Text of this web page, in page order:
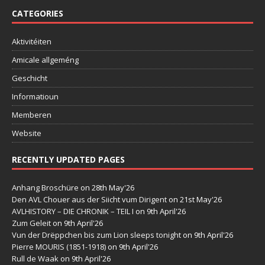
CATEGORIES
Aktivitéiten
Amicale allgeméng
Geschicht
Informatioun
Memberen
Website
RECENTLY UPDATED PAGES
Anhang Broschüre on 28th May'26
Den AVL Chouer aus der Siicht vum Dirigent on 21st May'26
AVLHISTORY – DIE CHRONIK – TEIL I on 9th April'26
Zum Geleit on 9th April'26
Vun der Drëppchen bis zum Lion sleeps tonight on 9th April'26
Pierre MOURIS (1851-1918) on 9th April'26
Rull de Waak on 9th April'26